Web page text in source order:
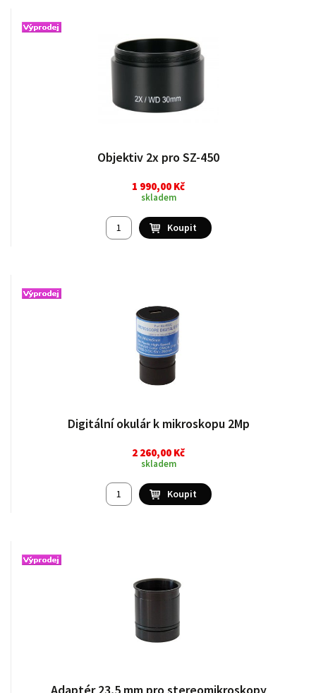
Objektiv 2x pro SZ-450
1 990,00 Kč
skladem
Digitální okulár k mikroskopu 2Mp
2 260,00 Kč
skladem